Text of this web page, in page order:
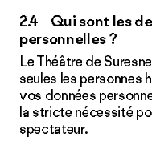
2.4 Qui sont les
personnelles ?
Le Théâtre de
seules les personnes
vos données
la stricte nécessité
spectateur.